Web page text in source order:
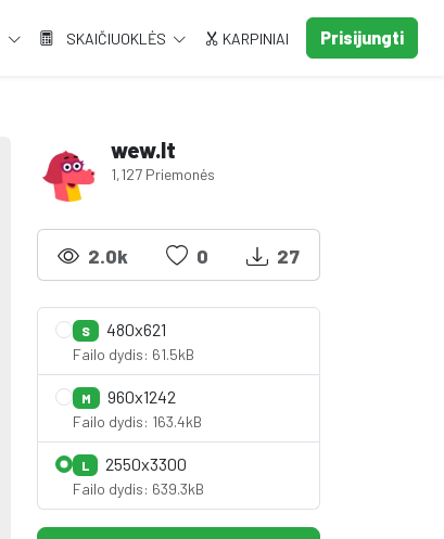
SKAIČIUOKLĖS KARPINIAI Prisijungti
wew.lt
1,127 Priemonės
2.0k 0 27
S 480x621
Failo dydis: 61.5kB
M 960x1242
Failo dydis: 163.4kB
L 2550x3300
Failo dydis: 639.3kB